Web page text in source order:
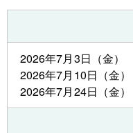
2026年7月3日（金）
2026年7月10日（金）
2026年7月24日（金）